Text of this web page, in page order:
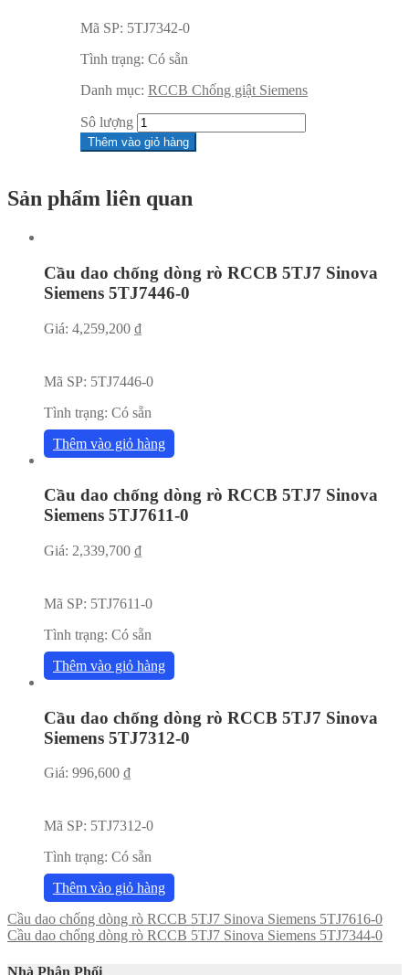
Mã SP: 5TJ7342-0
Tình trạng: Có sẵn
Danh mục: RCCB Chống giật Siemens
Sô lượng
Thêm vào giỏ hàng
Sản phẩm liên quan
Cầu dao chống dòng rò RCCB 5TJ7 Sinova
Siemens 5TJ7446-0
Giá: 4,259,200 ₫
Mã SP: 5TJ7446-0
Tình trạng: Có sẵn
Thêm vào giỏ hàng
Cầu dao chống dòng rò RCCB 5TJ7 Sinova
Siemens 5TJ7611-0
Giá: 2,339,700 ₫
Mã SP: 5TJ7611-0
Tình trạng: Có sẵn
Thêm vào giỏ hàng
Cầu dao chống dòng rò RCCB 5TJ7 Sinova
Siemens 5TJ7312-0
Giá: 996,600 ₫
Mã SP: 5TJ7312-0
Tình trạng: Có sẵn
Thêm vào giỏ hàng
Cầu dao chống dòng rò RCCB 5TJ7 Sinova Siemens 5TJ7616-0
Cầu dao chống dòng rò RCCB 5TJ7 Sinova Siemens 5TJ7344-0
Nhà Phân Phối